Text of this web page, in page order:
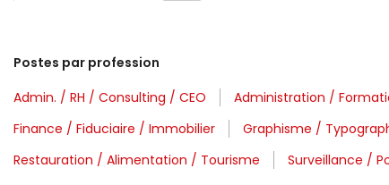
Postes par profession
Admin. / RH / Consulting / CEO
Administration /
Finance / Fiduciaire / Immobilier
Graphisme /
Restauration / Alimentation / Tourisme
Surveillance /